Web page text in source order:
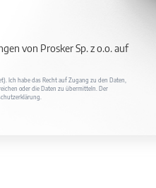
von Prosker Sp. z o.o. auf
Ich habe das Recht auf Zugang zu den Daten,
oder die Daten zu übermitteln. Der